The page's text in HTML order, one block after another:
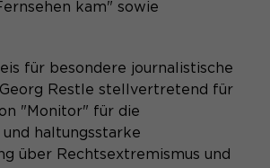
kam" sowie
für besondere journalistische
Restle stellvertretend für
"Monitor" für die
haltungsstarke
über Rechtsextremismus und